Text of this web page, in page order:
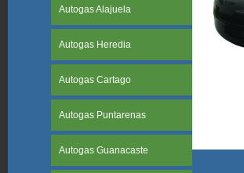
Autogas Alajuela
Autogas Heredia
Autogas Cartago
Autogas Puntarenas
Autogas Guanacaste